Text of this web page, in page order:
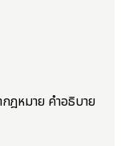
ฎหมาย คำอธิบาย